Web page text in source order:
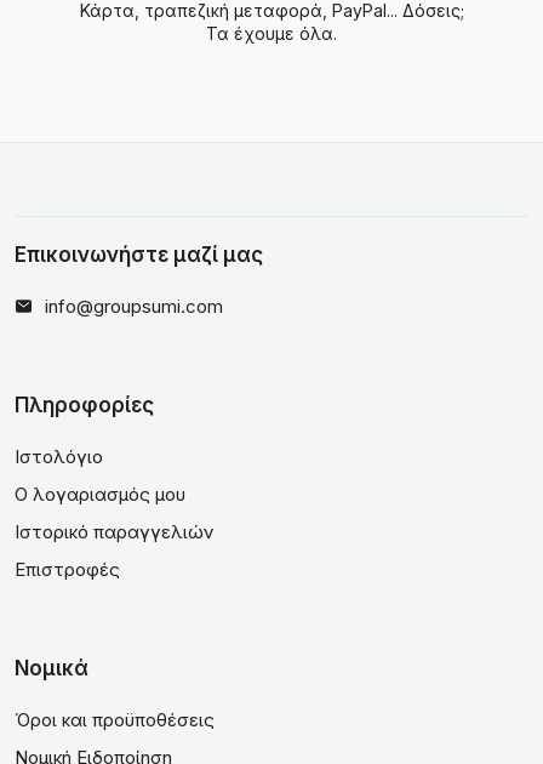
Κάρτα, τραπεζική μεταφορά, PayPal... Δόσεις;
Τα έχουμε όλα.
Επικοινωνήστε μαζί μας
info@groupsumi.com
Πληροφορίες
Ιστολόγιο
Ο λογαριασμός μου
Ιστορικό παραγγελιών
Επιστροφές
Νομικά
Όροι και προϋποθέσεις
Νομική Ειδοποίηση